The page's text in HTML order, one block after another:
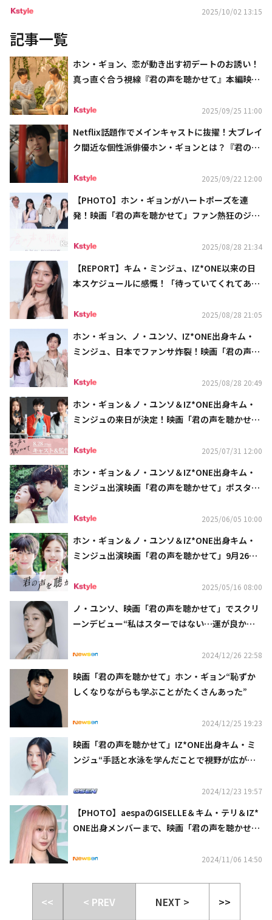
2025/10/02 13:15
記事一覧
ホン・ギョン、恋が動き出す初デートのお誘い！
真っ直ぐ合う視線『君の声を聴かせて』本編映像
2025/09/25 11:00
Netflix話題作でメインキャストに抜擢！大ブレイ
ク間近な個性派俳優ホン・ギョンとは？『君の声
2025/09/22 12:00
【PHOTO】ホン・ギョンがハートポーズを連
発！映画「君の声を聴かせて」ファン熱狂のジャ
2025/08/28 21:34
【REPORT】キム・ミンジュ、IZ*ONE以来の日
本スケジュールに感慨！「待っていてくれてあり
2025/08/28 21:05
ホン・ギョン、ノ・ユンソ、IZ*ONE出身キム・
ミンジュ、日本でファンサ炸裂！映画「君の声を
2025/08/28 20:49
ホン・ギョン＆ノ・ユンソ＆IZ*ONE出身キム・
ミンジュの来日が決定！映画「君の声を聴かせ
2025/07/31 12:00
ホン・ギョン＆ノ・ユンソ＆IZ*ONE出身キム・
ミンジュ出演映画「君の声を聴かせて」ポスター
2025/06/05 10:00
ホン・ギョン＆ノ・ユンソ＆IZ*ONE出身キム・
ミンジュ出演映画「君の声を聴かせて」9月26日
2025/05/16 08:00
ノ・ユンソ、映画「君の声を聴かせて」でスクリ
ーンデビュー“私はスターではない…運が良かっ
2024/12/26 22:58
映画「君の声を聴かせて」ホン・ギョン“恥ずか
しくなりながらも学ぶことがたくさんあった”
2024/12/25 19:23
映画「君の声を聴かせて」IZ*ONE出身キム・ミ
ンジュ“手話と水泳を学んだことで視野が広がっ
2024/12/23 19:57
【PHOTO】aespaのGISELLE＆キム・テリ＆IZ*
ONE出身メンバーまで、映画「君の声を聴かせ
2024/11/06 14:50
<< < PREV NEXT > >>